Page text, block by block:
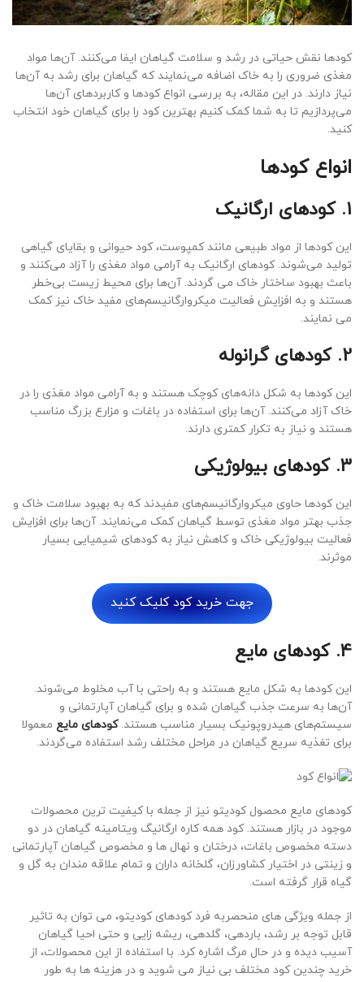
کودها نقش حیاتی در رشد و سلامت گیاهان ایفا می‌کنند. آن‌ها مواد
مغذی ضروری را به خاک اضافه می‌نمایند که گیاهان برای رشد به آن‌ها
نیاز دارند. در این مقاله، به بررسی انواع کودها و کاربردهای آن‌ها
می‌پردازیم تا به شما کمک کنیم بهترین کود را برای گیاهان خود انتخاب
کنید.
انواع کودها
1. کودهای ارگانیک
این کودها از مواد طبیعی مانند کمپوست، کود حیوانی و بقایای گیاهی
تولید می‌شوند. کودهای ارگانیک به آرامی مواد مغذی را آزاد می‌کنند و
باعث بهبود ساختار خاک می­ گردند. آن‌ها برای محیط زیست بی‌خطر
هستند و به افزایش فعالیت میکروارگانیسم‌های مفید خاک نیز کمک
می ­نمایند.
2. کودهای گرانوله
این کودها به شکل دانه‌های کوچک هستند و به آرامی مواد مغذی را در
خاک آزاد می‌کنند. آن‌ها برای استفاده در باغات و مزارع بزرگ مناسب
هستند و نیاز به تکرار کمتری دارند.
3. کودهای بیولوژیکی
این کودها حاوی میکروارگانیسم‌های مفیدند که به بهبود سلامت خاک و
جذب بهتر مواد مغذی توسط گیاهان کمک می‌نمایند. آن‌ها برای افزایش
فعالیت بیولوژیکی خاک و کاهش نیاز به کودهای شیمیایی بسیار
موثرند.
جهت خرید کود کلیک کنید
4. کودهای مایع
این کودها به شکل مایع هستند و به راحتی با آب مخلوط می‌شوند.
آن‌ها به سرعت جذب گیاهان شده و برای گیاهان آپارتمانی و
سیستم‌های هیدروپونیک بسیار مناسب هستند.کودهای مایع معمولا
برای تغذیه سریع گیاهان در مراحل مختلف رشد استفاده می‌گردند.
کودهای مایع محصول کودیتو نیز از جمله با کیفیت ­ترین محصولات
موجود در بازار هستند. کود همه ­کاره ارگانیگ ویتامینه گیاهان در دو
دسته مخصوص باغات، درختان و نهال­ ها و مخصوص گیاهان آپارتمانی
و زینتی در اختیار کشاورزان، گلخانه ­داران و تمام علاقه­ مندان به گل و
گیاه قرار گرفته است.
از جمله ویژگی­ های منحصربه ­فرد کودهای کودیتو، می ­توان به تاثیر
قابل توجه بر رشد، باردهی، گلدهی، ریشه ­زایی و حتی احیا گیاهان
آسیب­ دیده و در حال مرگ اشاره کرد. با استفاده از این محصولات، از
خرید چندین کود مختلف بی­ نیاز می ­شوید و در هزینه ­ها به طور